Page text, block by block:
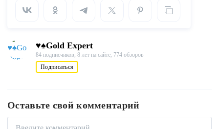
♥♠Gold Expert
84 подписчиков, 8 лет на сайте, 774 обзоров
Подписаться
Оставьте свой комментарий